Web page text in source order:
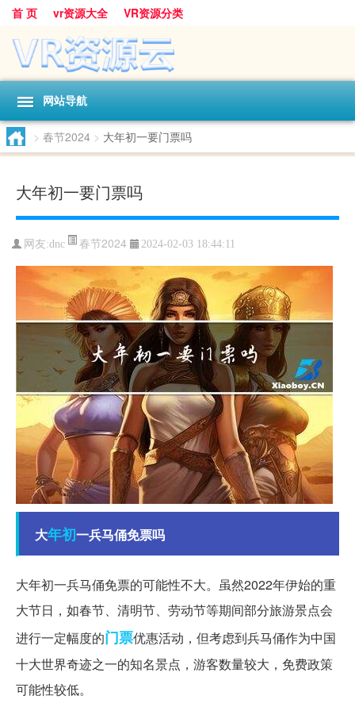
首 页 vr资源大全 VR资源分类
网站导航
> 春节2024 > 大年初一要门票吗
大年初一要门票吗
网友:dnc 春节2024 2024-02-03 18:44:11
大年初一兵马俑免票吗
大年初一兵马俑免票的可能性不大。虽然2022年伊始的重
大节日，如春节、清明节、劳动节等期间部分旅游景点会
进行一定幅度的门票优惠活动，但考虑到兵马俑作为中国
十大世界奇迹之一的知名景点，游客数量较大，免费政策
可能性较低。